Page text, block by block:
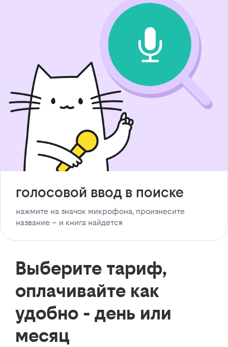
голосовой ввод в поиске
нажмите на значок микрофона, произнесите
название – и книга найдется
Выберите тариф,
оплачивайте как
удобно - день или
месяц